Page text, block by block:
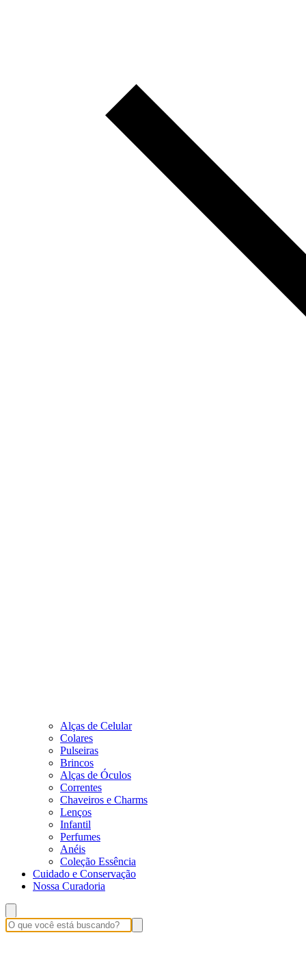
Alças de Celular
Colares
Pulseiras
Brincos
Alças de Óculos
Correntes
Chaveiros e Charms
Lenços
Infantil
Perfumes
Anéis
Coleção Essência
Cuidado e Conservação
Nossa Curadoria